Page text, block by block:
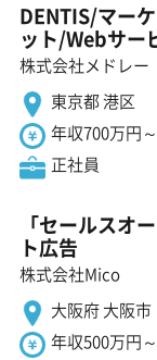
DENTIS/マー
ット/Webサー
株式会社メドレー
東京都 港区
年収700万円
正社員
「セールスオ
ト広告
株式会社Mico
大阪府 大阪市
年収500万円